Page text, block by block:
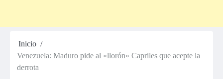
Inicio
Venezuela: Maduro pide al «llorón» Capriles que acepte la
derrota